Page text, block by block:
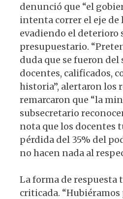
denunció que “el
intenta correr el eje de
evadiendo el deterioro
presupuestario.
duda que se fueron del
docentes, calificados,
historia”, alertaron los
remarcaron que “la
subsecretario
nota que los docentes
pérdida del 35% del
no hacen nada al
La forma de respuesta
criticada.